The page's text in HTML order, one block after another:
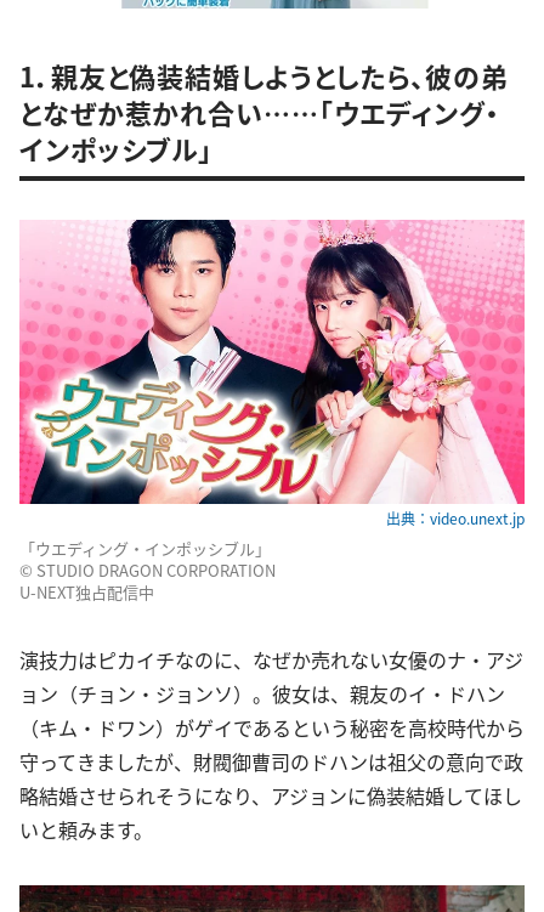
1．親友と偽装結婚しようとしたら、彼の弟
となぜか惹かれ合い……「ウエディング・
インポッシブル」
出典：video.unext.jp
「ウエディング・インポッシブル」
© STUDIO DRAGON CORPORATION
U-NEXT独占配信中
演技力はピカイチなのに、なぜか売れない女優のナ・アジ
ョン（チョン・ジョンソ）。彼女は、親友のイ・ドハン
（キム・ドワン）がゲイであるという秘密を高校時代から
守ってきましたが、財閥御曹司のドハンは祖父の意向で政
略結婚させられそうになり、アジョンに偽装結婚してほし
いと頼みます。